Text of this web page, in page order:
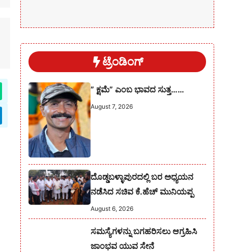
ಟ್ರೆಂಡಿಂಗ್
” ಕ್ಷಮೆ” ಎಂಬ ಭಾವದ ಸುತ್ತ……
August 7, 2026
ದೊಡ್ಡಬಳ್ಳಾಪುರದಲ್ಲಿ ಬರ ಅಧ್ಯಯನ
ನಡೆಸಿದ ಸಚಿವ ಕೆ.ಹೆಚ್ ಮುನಿಯಪ್ಪ
August 6, 2026
ಸಮಸ್ಯೆಗಳನ್ನು ಬಗಹರಿಸಲು ಆಗ್ರಹಿಸಿ
ಜಾಂಭವ ಯುವ ಸೇನೆ